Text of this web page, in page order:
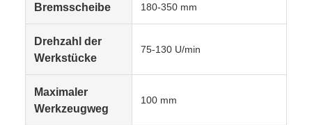
Bremsscheibe 180-350 mm
Drehzahl der
Werkstücke
75-130 U/min
Maximaler
Werkzeugweg
100 mm